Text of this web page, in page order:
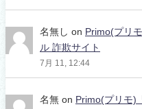
名無し on Primo(プリ
ル 詐欺サイト
7月 11, 12:44
名無 on Primo(プリモ)